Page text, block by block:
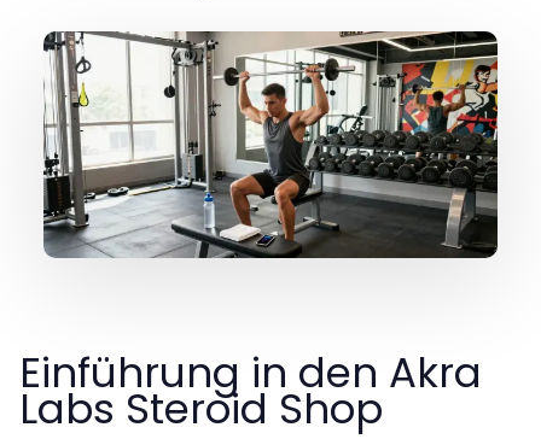
Einführung in den Akra
Labs Steroid Shop